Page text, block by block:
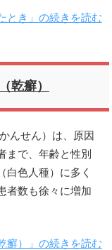
とき」の続きを読む
乾癬）
んせん）は、原因
まで、年齢と性別
白色人種）に多く
者数も徐々に増加
癬）」の続きを読む